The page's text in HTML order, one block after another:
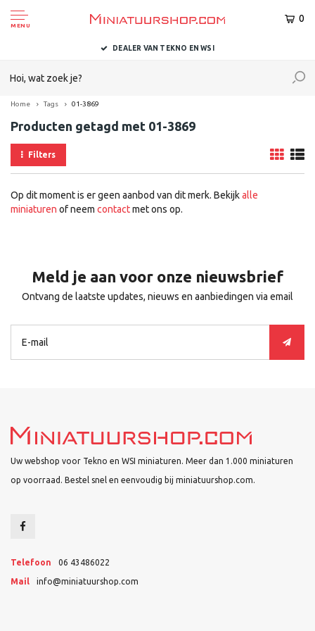
MENU
0
DEALER VAN TEKNO EN WSI
Home Tags 01-3869
Producten getagd met 01-3869
Filters
Op dit moment is er geen aanbod van dit merk. Bekijkalle
miniaturen of neem contactmet ons op.
Meld je aan voor onze nieuwsbrief
Ontvang de laatste updates, nieuws en aanbiedingen via email
Uw webshop voor Tekno en WSI miniaturen. Meer dan 1.000 miniaturen
op voorraad. Bestel snel en eenvoudig bij miniatuurshop.com.
Telefoon 06 43486022
Mail info@miniatuurshop.com